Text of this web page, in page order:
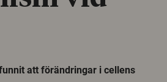
att förändringar i cellens